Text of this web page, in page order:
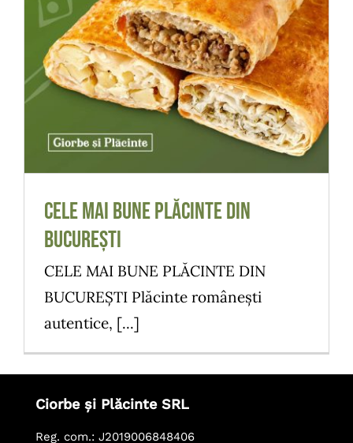
CELE MAI BUNE PLĂCINTE DIN BUCUREȘTI
Meniu
CELE MAI BUNE PLĂCINTE DIN
BUCUREȘTI
CELE MAI BUNE PLĂCINTE DIN
BUCUREȘTI Plăcinte românești
autentice, [...]
Ciorbe și Plăcinte SRL
Reg. com.: J2019006848406